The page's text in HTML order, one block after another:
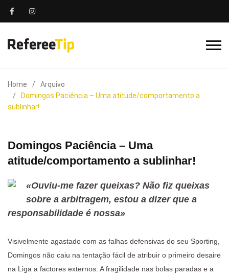
Home
Arquivo
Domingos Paciência – Uma atitude/comportamento a
sublinhar!
Domingos Paciência – Uma
atitude/comportamento a sublinhar!
«Ouviu-me fazer queixas? Não fiz queixas
sobre a arbitragem, estou a dizer que a
responsabilidade é nossa»
Visivelmente agastado com as falhas defensivas do seu Sporting,
Domingos não caiu na tentação fácil de atribuir o primeiro desaire
na Liga a factores externos. A fragilidade nas bolas paradas e a